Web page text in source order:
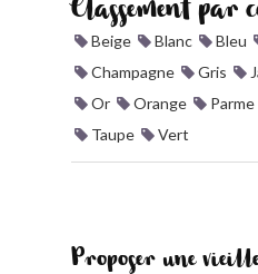
Classement par
Beige Blanc Bleu
Champagne
Gris
Or
Orange Parme
Taupe
Vert
Proposer une